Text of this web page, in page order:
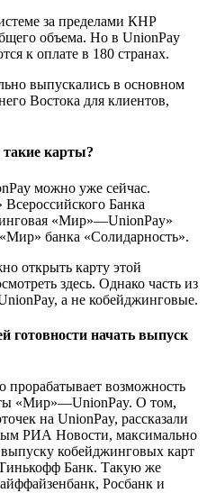
за пределами КНР
объема. Но в UnionPay
к оплате в 180 странах.
выпускались в основном
Востока для клиентов,
карты?
можно уже сейчас.
Банка
«Мир»—UnionPay»
банка «Солидарность».
открыть карту этой
здесь. Однако часть из
а не кобейджинговые.
готовности начать выпуск
прорабатывает возможность
«Мир»—UnionPay. О том,
на UnionPay, рассказали
РИА Новости, максимально
кобейджинговых карт
Банк. Такую же
Росбанк и